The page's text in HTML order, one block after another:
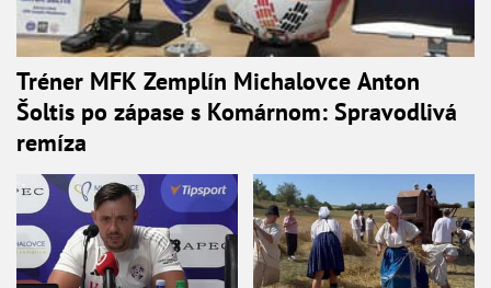
Tréner MFK Zemplín Michalovce Anton
Šoltis po zápase s Komárnom: Spravodlivá
remíza